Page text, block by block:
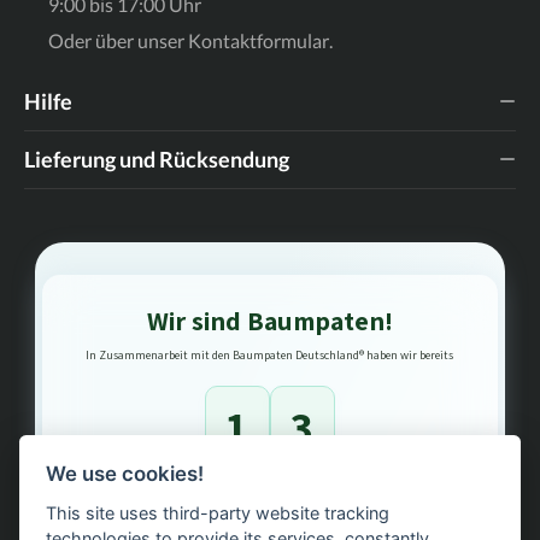
Oder über unser Kontaktformular
Hilfe
Lieferung und Rücksendung
Wir sind Baumpaten!
In Zusammenarbeit mit den Baumpaten Deutschland® haben wir bereits
1 3
We use cookies!
This site uses third-party website tracking